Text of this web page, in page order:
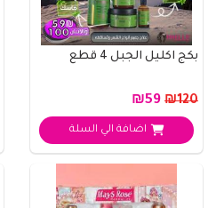
بكج اكليل الجبل 4 قطع
₪120
اضافة الي السلة